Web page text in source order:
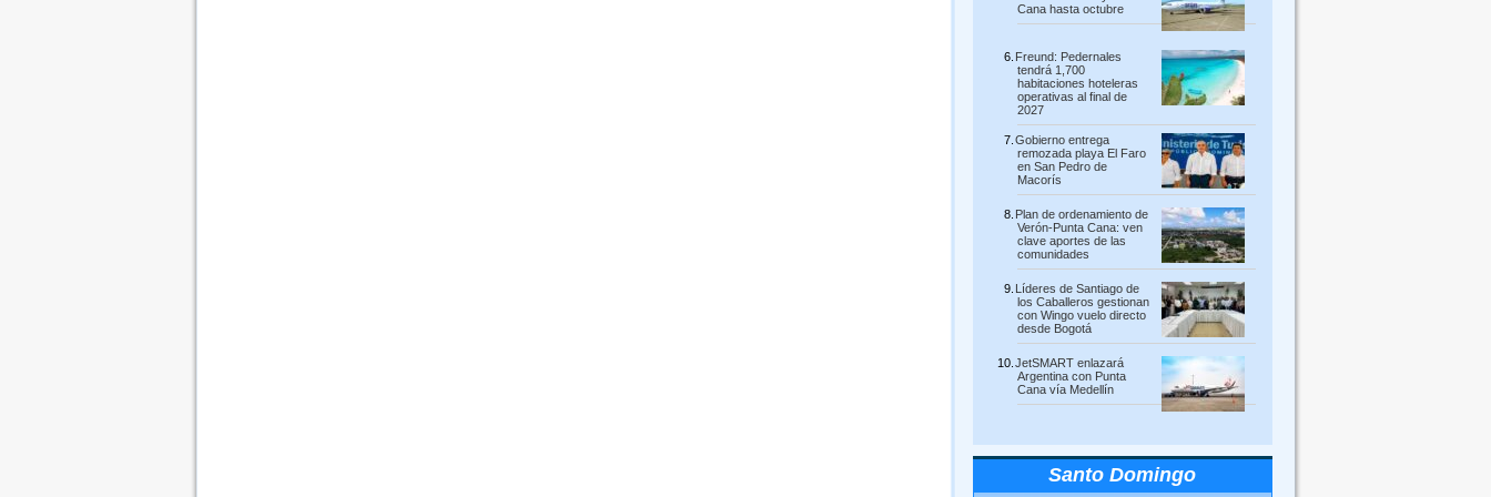
Cana hasta octubre
Freund: Pedernales
tendrá 1,700
habitaciones hoteleras
operativas al final de
2027
Gobierno entrega
remozada playa El Faro
en San Pedro de
Macorís
Plan de ordenamiento de
Verón-Punta Cana: ven
clave aportes de las
comunidades
Líderes de Santiago de
los Caballeros gestionan
con Wingo vuelo directo
desde Bogotá
JetSMART enlazará
Argentina con Punta
Cana vía Medellín
Santo Domingo